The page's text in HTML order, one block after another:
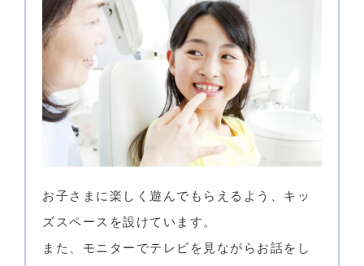
お子さまに楽しく遊んでもらえるよう、キッ
ズスペースを設けています。
また、モニターでテレビを見ながらお話をし